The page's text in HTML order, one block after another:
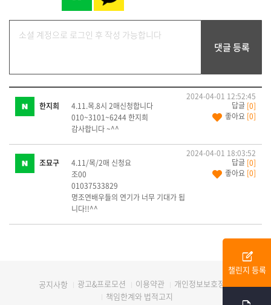
edit_square
챌린지 등록
한지희
4.11.목.8시 2매신청합니다
010~3101~6244 한지희
감사합니다 ~^^
[0]
좋아요 [0]
2024-04-01 12:52:45
조묘구
4.11/목/2매 신청요
조00
01037533829
명조연배우들의 연기가 너무 기대가 됩
니다!!^^
[0]
좋아요 [0]
2024-04-01 18:03:52
공지사항 광고&프로모션 이용약관
개인정보보호정책
책임한계와 법적고지